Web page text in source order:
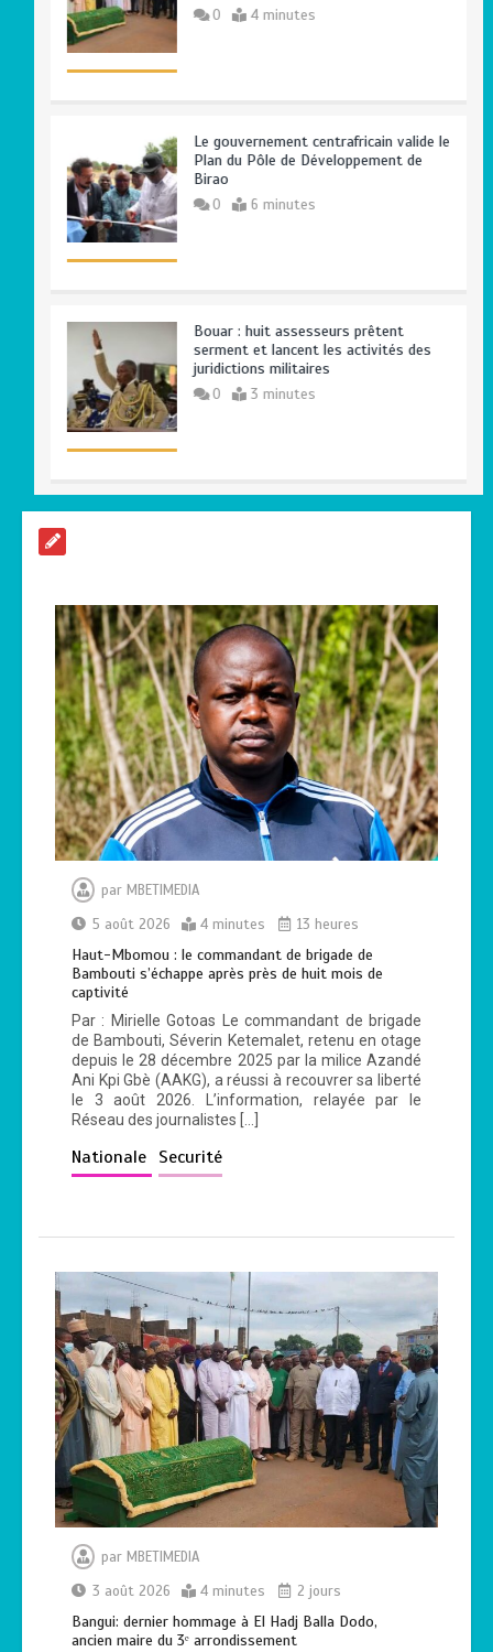
0 4 minutes
Le gouvernement centrafricain valide le
Plan du Pôle de Développement de
Birao
0 6 minutes
Bouar : huit assesseurs prêtent
serment et lancent les activités des
juridictions militaires
0 3 minutes
Bangui: dernier hommage à El Hadj
Balla Dodo, ancien maire du 3ᵉ
arrondissement
0 4 minutes
Le gouvernement centrafricain valide le
Plan du Pôle de Développement de
Birao
0 6 minutes
par MBETIMEDIA
5 août 2026
4 minutes 13 heures
Haut-Mbomou : le commandant de brigade de
Bambouti s’échappe après près de huit mois de
captivité
Par : Mirielle Gotoas Le commandant de brigade
de Bambouti, Séverin Ketemalet, retenu en otage
depuis le 28 décembre 2025 par la milice Azandé
Ani Kpi Gbè (AAKG), a réussi à recouvrer sa liberté
le 3 août 2026. L’information, relayée par le
Réseau des journalistes […]
Nationale Securité
par MBETIMEDIA
3 août 2026
4 minutes 2 jours
Bangui: dernier hommage à El Hadj Balla Dodo,
ancien maire du 3ᵉ arrondissement